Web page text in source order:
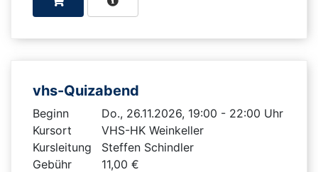
vhs-Quizabend
Beginn
Do., 26.11.2026, 19:00 - 22:00 Uhr
Kursort
VHS-HK Weinkeller
Kursleitung
Steffen Schindler
Gebühr
11,00 €